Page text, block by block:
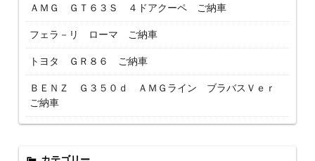
ＡＭＧ ＧＴ６３Ｓ ４ドアクーペ ご納車
フェラ－リ ローマ ご納車
トヨタ ＧＲ８６ ご納車
ＢＥＮＺ Ｇ３５０ｄ ＡＭＧライン ブラバスＶｅｒ
ご納車